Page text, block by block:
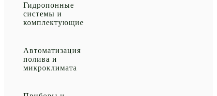
Гидропонные
системы и
комплектующие
Автоматизация
полива и
микроклимата